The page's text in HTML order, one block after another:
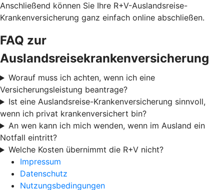
Anschließend können Sie Ihre R+V-Auslandsreise-
Krankenversicherung ganz einfach online abschließen.
FAQ zur
Auslandsreisekrankenversicherung
Worauf muss ich achten, wenn ich eine
Versicherungsleistung beantrage?
Ist eine Auslandsreise-Krankenversicherung sinnvoll,
wenn ich privat krankenversichert bin?
An wen kann ich mich wenden, wenn im Ausland ein
Notfall eintritt?
Welche Kosten übernimmt die R+V nicht?
Impressum
Datenschutz
Nutzungsbedingungen